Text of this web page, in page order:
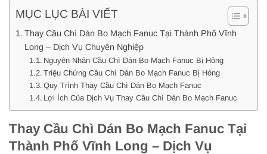
MỤC LỤC BÀI VIẾT
Thay Cầu Chì Dán Bo Mạch Fanuc Tại Thành Phố Vĩnh
Long – Dịch Vụ Chuyên Nghiệp
Nguyên Nhân Cầu Chì Dán Bo Mạch Fanuc Bị Hỏng
Triệu Chứng Cầu Chì Dán Bo Mạch Fanuc Bị Hỏng
Quy Trình Thay Cầu Chì Dán Bo Mạch Fanuc
Lợi Ích Của Dịch Vụ Thay Cầu Chì Dán Bo Mạch Fanuc
Thay Cầu Chì Dán Bo Mạch Fanuc Tại
Thành Phố Vĩnh Long – Dịch Vụ